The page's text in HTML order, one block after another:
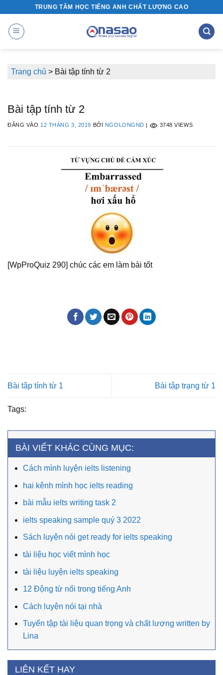
nội
TRUNG TÂM HỌC TIẾNG ANH CHẤT LƯỢNG CAO
Trang chủ > Bài tập tính từ 2
Bài tập tính từ 2
ĐĂNG VÀO12 THÁNG 3, 2019 BỞI NGOLONGND 3748 VIEWS
[WpProQuiz 290] chúc các em làm bài tốt
Bài tập tính từ 1 Bài tập trạng từ 1
Tags:
BÀI VIẾT KHÁC CÙNG MỤC:
Cách mình luyện ielts listening
hai kênh mình học ielts reading
bài mẫu ielts writing task 2
ielts speaking sample quý 3 2022
Sách luyện nói get ready for ielts speaking
tài liệu học viết mình học
tài liệu luyện ielts speaking
12 Động từ nối trong tiếng Anh
Cách luyện nói tại nhà
Tuyển tập tài liệu quan trọng và chất lượng written by
Lina
LIÊN KẾT HAY